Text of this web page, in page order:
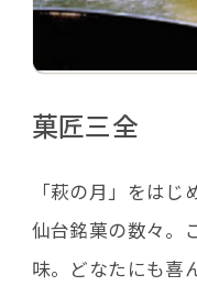
菓匠三全
「萩の月」をは
仙台銘菓の数々。
味。どなたにも喜